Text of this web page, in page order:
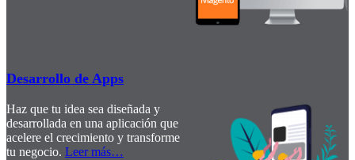
Desarrollo de Apps
Haz que tu idea sea diseñada y
desarrollada en una aplicación que
acelere el crecimiento y transforme
tu negocio. Leer más…